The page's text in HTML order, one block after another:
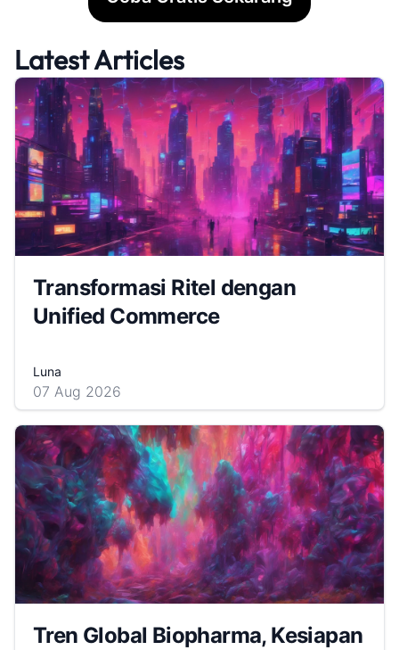
Latest Articles
Transformasi Ritel dengan
Unified Commerce
Luna
07 Aug 2026
Tren Global Biopharma, Kesiapan